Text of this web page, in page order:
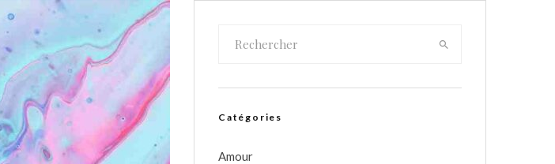
Catégories
Amour